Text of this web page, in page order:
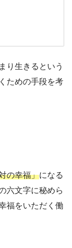
り生きるという
ための手段を考
の幸福」になる
六文字に秘めら
福をいただく働